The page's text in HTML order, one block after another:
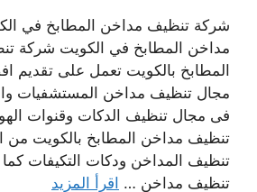
شركة تنظيف مداخن المطابخ في
مداخن المطابخ في الكويت شركة
المطابخ بالكويت تعمل على تقديم
مجال تنظيف مداخن المستشفيات
فى مجال تنظيف الدكات وقنوات
تنظيف مداخن المطابخ بالكويت
تنظيف المداخن ودكات التكيفات
تنظيف مداخن … اقرأ المزيد